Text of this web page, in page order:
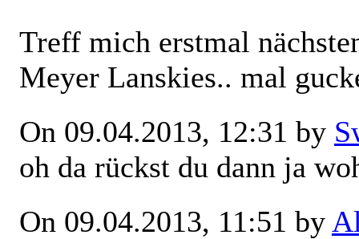
Treff mich erstmal
Meyer Lanskies.. mal
On 09.04.2013, 12:31 by
oh da rückst du dann ja
On 09.04.2013, 11:51 by